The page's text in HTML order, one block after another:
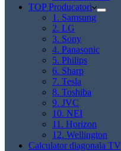
TOP Producatori
1. Samsung
2. LG
3. Sony
4. Panasonic
5. Philips
6. Sharp
7. Tesla
8. Toshiba
9. JVC
10. NEI
11. Horizon
12. Wellington
Calculator diagonala TV